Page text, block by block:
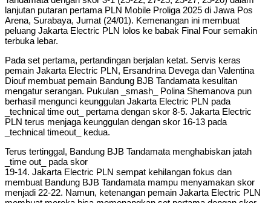
lanjutan putaran pertama PLN Mobile Proliga 2025 di Jawa Pos
Arena, Surabaya, Jumat (24/01). Kemenangan ini membuat
peluang Jakarta Electric PLN lolos ke babak Final Four semakin
terbuka lebar.
Pada set pertama, pertandingan berjalan ketat. Servis keras
pemain Jakarta Electric PLN, Ersandrina Devega dan Valentina
Diouf membuat pemain Bandung BJB Tandamata kesulitan
mengatur serangan. Pukulan _smash_ Polina Shemanova pun
berhasil mengunci keunggulan Jakarta Electric PLN pada
_technical time out_ pertama dengan skor 8-5. Jakarta Electric
PLN terus menjaga keunggulan dengan skor 16-13 pada
_technical timeout_ kedua.
Terus tertinggal, Bandung BJB Tandamata menghabiskan jatah
_time out_ pada skor
19-14. Jakarta Electric PLN sempat kehilangan fokus dan
membuat Bandung BJB Tandamata mampu menyamakan skor
menjadi 22-22. Namun, ketenangan pemain Jakarta Electric PLN